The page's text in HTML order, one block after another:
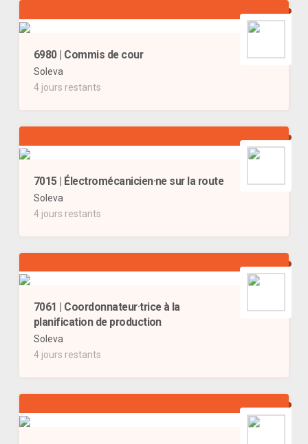
6980 | Commis de cour
Soleva
4 jours restants
7015 | Électromécanicien·ne sur la route
Soleva
4 jours restants
7061 | Coordonnateur·trice à la
planification de production
Soleva
4 jours restants